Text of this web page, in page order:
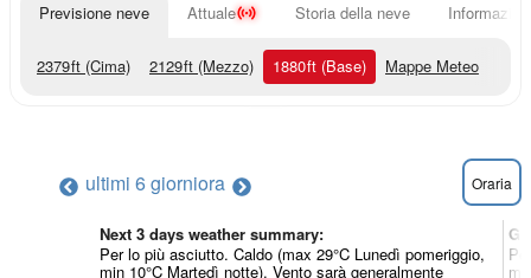
Previsione neve Attuale Storia della neve
2379ft (Cima) 2129ft (Mezzo) 1880ft (Base) Mappe Meteo
ultimi 6 giorniora Oraria
Next 3 days weather summary:
Per lo più asciutto. Caldo (max 29°C Lunedì pomeriggio,
min 10°C Martedì notte). Vento sarà generalmente